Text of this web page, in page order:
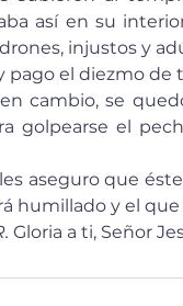
así en su
injustos y
pago el diezmo de
golpearse el
humillado y el
Gloria a ti, Señor